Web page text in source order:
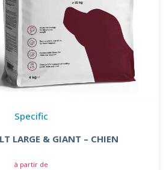
Specific
LARGE & GIANT – CHIEN
à partir de